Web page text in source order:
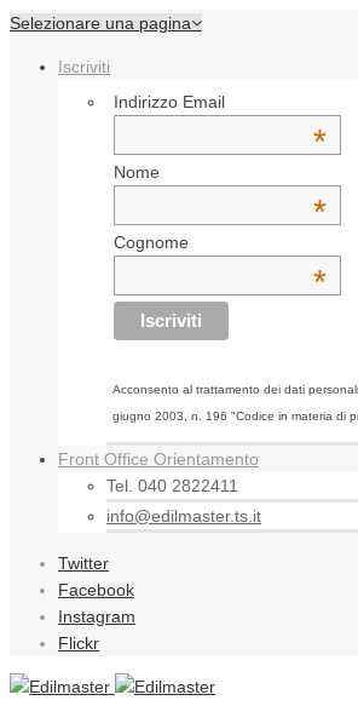
Selezionare una pagina
Iscriviti
Indirizzo Email
*
Nome
*
Cognome
*
Acconsento al trattamento dei dati
giugno 2003, n. 196 "Codice in materia di
Front Office Orientamento
Tel. 040 2822411
info@edilmaster.ts.it
Twitter
Facebook
Instagram
Flickr